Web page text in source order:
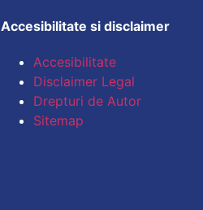
Accesibilitate si disclaimer
Accesibilitate
Disclaimer Legal
Drepturi de Autor
Sitemap